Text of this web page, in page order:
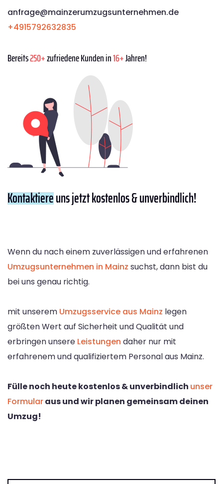
anfrage@mainzerumzugsunternehmen.de
+4915792632835
Bereits250+zufriedene Kunden in16+Jahren!
Kontaktiereuns jetzt kostenlos & unverbindlich!
Wenn du nach einem zuverlässigen und erfahrenen
Umzugsunternehmen in Mainz suchst, dann bist du
bei uns genau richtig.
mit unserem Umzugsservice aus Mainz legen
größten Wert auf Sicherheit und Qualität und
erbringen unsere Leistungen daher nur mit
erfahrenem und qualifiziertem Personal aus Mainz.
Fülle noch heute kostenlos & unverbindlich unser
Formularaus und wir planen gemeinsam deinen
Umzug!